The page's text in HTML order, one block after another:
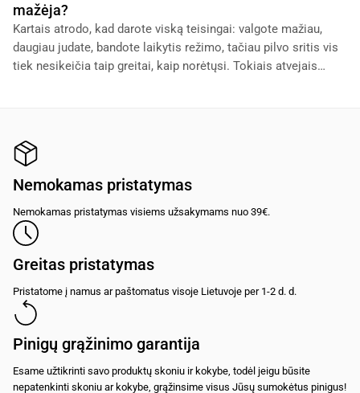
mažėja?
Kartais atrodo, kad darote viską teisingai: valgote mažiau,
daugiau judate, bandote laikytis režimo, tačiau pilvo sritis vis
tiek nesikeičia taip greitai, kaip norėtųsi. Tokiais atvejais
Nemokamas pristatymas
Nemokamas pristatymas visiems užsakymams nuo 39€.
Greitas pristatymas
Pristatome į namus ar paštomatus visoje Lietuvoje per 1-2 d. d.
Pinigų grąžinimo garantija
Esame užtikrinti savo produktų skoniu ir kokybe, todėl jeigu būsite
nepatenkinti skoniu ar kokybe, grąžinsime visus Jūsų sumokėtus pinigus!